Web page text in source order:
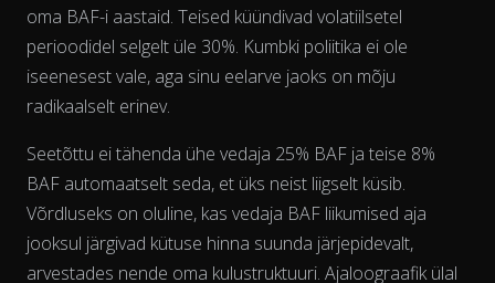
The chart has 2 Y axes displaying % and EUR/L.
oma BAF-i aastaid. Teised küündivad volatiilsetel
perioodidel selgelt üle 30%. Kumbki poliitika ei ole
iseenesest vale, aga sinu eelarve jaoks on mõju
radikaalselt erinev.
Seetõttu ei tähenda ühe vedaja 25% BAF ja teise 8%
BAF automaatselt seda, et üks neist liigselt küsib.
Võrdluseks on oluline, kas vedaja BAF liikumised aja
jooksul järgivad kütuse hinna suunda järjepidevalt,
arvestades nende oma kulustruktuuri. Ajaloograafik ülal